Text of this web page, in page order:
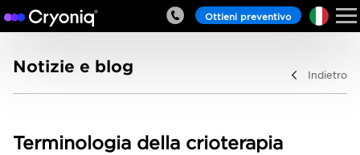
Ottieni preventivo
Notizie e blog Indietro
Terminologia della crioterapia